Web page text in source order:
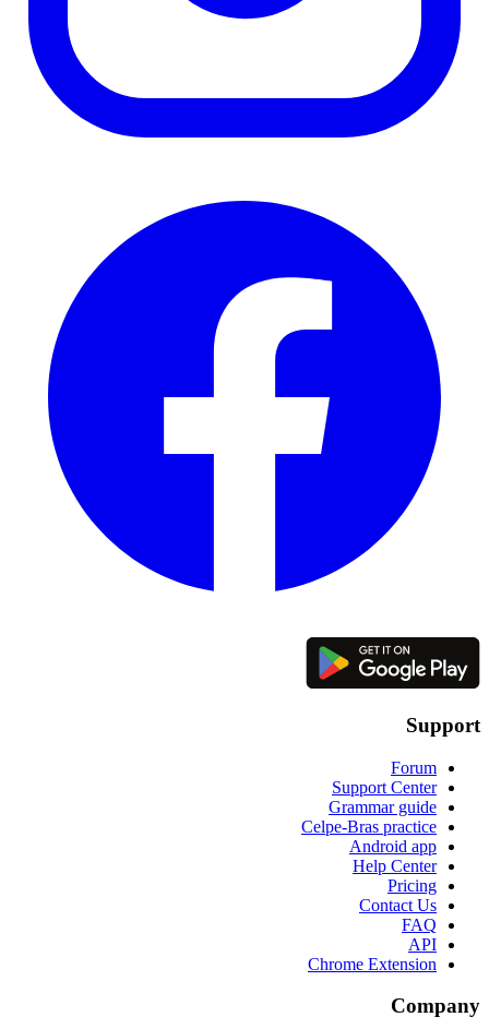
Support
Forum
Support Center
Grammar guide
Celpe-Bras practice
Android app
Help Center
Pricing
Contact Us
FAQ
API
Chrome Extension
Company